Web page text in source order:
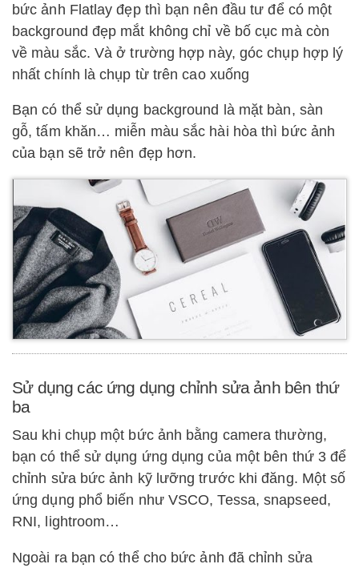
bức ảnh Flatlay đẹp thì bạn nên đầu tư để có một
background đẹp mắt không chỉ về bố cục mà còn
về màu sắc. Và ở trường hợp này, góc chụp hợp lý
nhất chính là chụp từ trên cao xuống
Bạn có thể sử dụng background là mặt bàn, sàn
gỗ, tấm khăn… miễn màu sắc hài hòa thì bức ảnh
của bạn sẽ trở nên đẹp hơn.
Sử dụng các ứng dụng chỉnh sửa ảnh bên thứ
ba
Sau khi chụp một bức ảnh bằng camera thường,
bạn có thể sử dụng ứng dụng của một bên thứ 3 để
chỉnh sửa bức ảnh kỹ lưỡng trước khi đăng. Một số
ứng dụng phổ biến như VSCO, Tessa, snapseed,
RNI, lightroom…
Ngoài ra bạn có thể cho bức ảnh đã chỉnh sửa